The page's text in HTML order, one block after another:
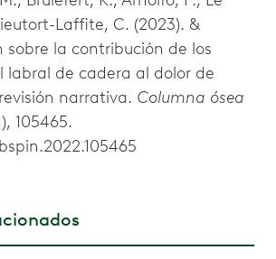
Laffite, C. (2023). &
sobre la contribución de los
labral de cadera al dolor de
narrativa. Columna ósea
105465.